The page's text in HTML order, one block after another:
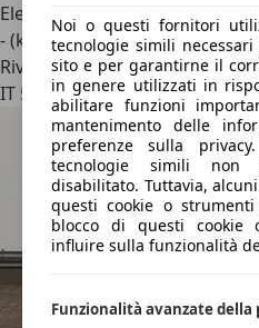
Elettrica
- (kWh/100 km)
Rivenditore
IT 50019 S. Sesto Fiorentino Fi
Noi o questi fornitori
tecnologie simili
sito e per garantirne il
in genere utilizzati in
abilitare funzioni
mantenimento delle
preferenze sulla
tecnologie simili non
disabilitato. Tuttavia,
questi cookie o
blocco di questi cookie
influire sulla funzionalità
Funzionalità avanzate della